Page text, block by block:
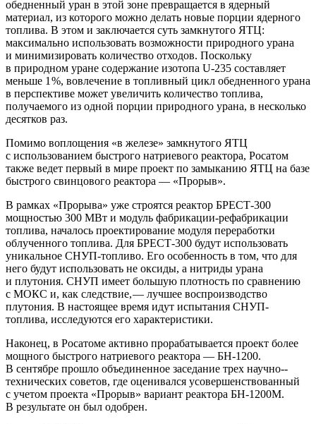
обедненный уран в этой зоне превращается в ядерный
материал, из которого можно делать новые порции ядерного
топлива. В этом и заключается суть замкнутого ЯТЦ:
максимально использовать возможности природного урана
и минимизировать количество отходов. Поскольку
в природном уране содержание изотопа U‑235 составляет
меньше 1 %, вовлечение в топливный цикл обедненного урана
в перспективе может увеличить количество топлива,
получаемого из одной порции природного урана, в несколько
десятков раз.
Помимо воплощения «в железе» замкнутого ЯТЦ
с использованием быстрого натриевого реактора, Росатом
также ведет первый в мире проект по замыканию ЯТЦ на базе
быстрого свинцового реактора — «Прорыв».
В рамках «Прорыва» уже строятся реактор БРЕСТ‑300
мощностью 300 МВт и модуль фабрикации-­рефабрикации
топлива, началось проектирование модуля переработки
облученного топлива. Для БРЕСТ‑300 будут использовать
уникальное СНУП-топливо. Его особенность в том, что для
него будут использовать не оксиды, а нитриды урана
и плутония. СНУП имеет большую плотность по сравнению
с МОКС и, как следствие,— лучшее воспроизводство
плутония. В настоящее время идут испытания СНУП-
топлива, исследуются его характеристики.
Наконец, в Росатоме активно прорабатывается проект более
мощного быстрого натриевого реактора — БН‑1200.
В сентябре прошло объединенное заседание трех научно-­
технических советов, где оценивался усовершенствованный
с учетом проекта «Прорыв» вариант реактора БН‑1200М.
В результате он был одобрен.